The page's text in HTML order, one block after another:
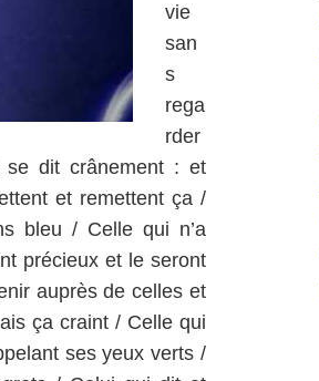
vie
san
s
rega
rder
dit crânement : et
et remettent ça /
bleu / Celle qui n’a
précieux et le seront
auprès de celles et
ça craint / Celle qui
ses yeux verts /